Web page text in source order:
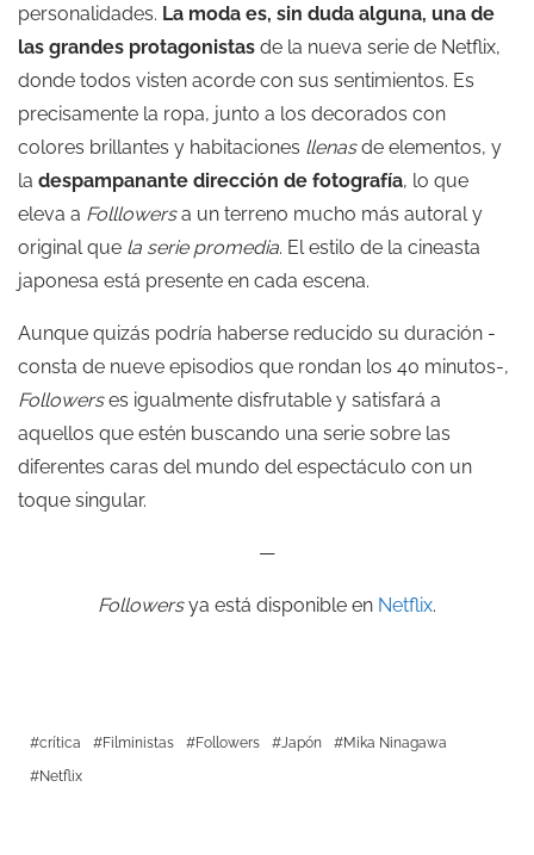
personalidades. La moda es, sin duda alguna, una de
las grandes protagonistas de la nueva serie de Netflix,
donde todos visten acorde con sus sentimientos. Es
precisamente la ropa, junto a los decorados con
colores brillantes y habitaciones llenasde elementos, y
la despampanante dirección de fotografía, lo que
eleva a Folllowersa un terreno mucho más autoral y
original que la serie promedia. El estilo de la cineasta
japonesa está presente en cada escena.
Aunque quizás podría haberse reducido su duración -
consta de nueve episodios que rondan los 40 minutos-,
Followerses igualmente disfrutable y satisfará a
aquellos que estén buscando una serie sobre las
diferentes caras del mundo del espectáculo con un
toque singular.
—
Followersya está disponible en Netflix.
crítica Filministas Followers Japón
Mika Ninagawa
Netflix